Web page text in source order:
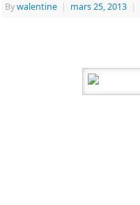
Bywalentine | mars 25, 2013 |